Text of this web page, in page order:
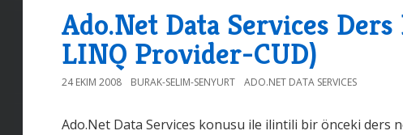
Ado.Net Data Services
LINQ Provider-CUD)
24 EKIM 2008 BURAK-SELIM-SENYURT ADO.NET DATA SERVICES
Ado.Net Data Services konusu ile ilintili bir önceki ders